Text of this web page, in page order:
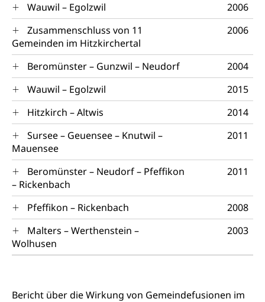
Wauwil – Egolzwil
2006
Zusammenschluss von 11
Gemeinden im Hitzkirchertal
2006
Beromünster – Gunzwil – Neudorf
2004
Wauwil – Egolzwil
2015
Hitzkirch – Altwis
2014
Sursee – Geuensee – Knutwil –
Mauensee
2011
Beromünster – Neudorf – Pfeffikon
– Rickenbach
2011
Pfeffikon – Rickenbach
2008
Malters – Werthenstein –
Wolhusen
2003
Bericht über die Wirkung von Gemeindefusionen im
Amt für Migration
Ausweise und Bescheinigungen
Reisepass, Identitätskarte, Visum, Geburtsurkunde
Jagdausweis, Fischereiausweis
Strafregisterauszug bestellen
Waffen, Sprengstoffe und Pyrotechnik
Reisepass, Identitätskarte
Strassenverkehrsamt (Führerausweis,
Fahrzeugausweis)
Namensänderungen
Einbürgerung
Nationalität, Staatsangehörigkeit,
Staatsbürgerschaft, Bürgerrecht, Erwerb des
Bürgerrechts, Verlust des Bürgerrechts,
Einbürgerungsverfahren
Einbürgerungen
Geburt
Geburtsurkunde, Geburtsschein, Geburtsanzeige
Familienzulagen (WAS Luzern)
Schwangerschaft / Geburt (gruezi.lu.ch)
Kinder und Jugendliche
Mündigkeit, Kindesschutz, Jugendschutz
Kinder- und Jugendförderung
Psychische Gesundheit
Pflege / Pflegeheim
Hauspflege, spitalexterne Pflege, Spitex